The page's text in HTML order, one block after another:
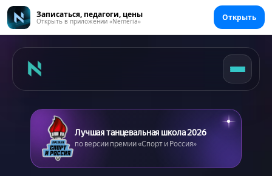
Записаться, педагоги, цены
Открыть в приложении «Nemeria» Открыть
Главная
Цены
Лучшая танцевальная школа 2026
по версии премии «Спорт и Россия»